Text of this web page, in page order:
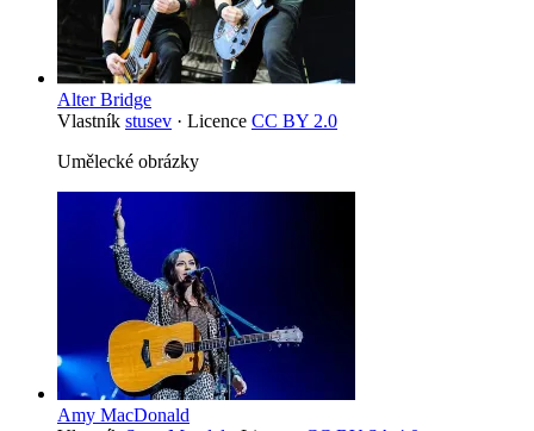
Alter Bridge
Vlastník stusev · Licence CC BY 2.0
Umělecké obrázky
Amy MacDonald